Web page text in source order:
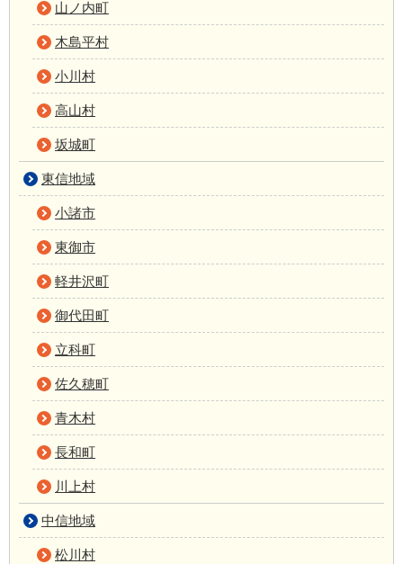
山ノ内町
木島平村
小川村
高山村
坂城町
東信地域
小諸市
東御市
軽井沢町
御代田町
立科町
佐久穂町
青木村
長和町
川上村
中信地域
松川村